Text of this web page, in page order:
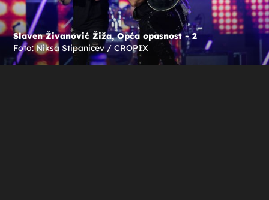
Slaven Živanović Žiža, Opća opasnost - 2
Foto: Niksa Stipanicev / CROPIX